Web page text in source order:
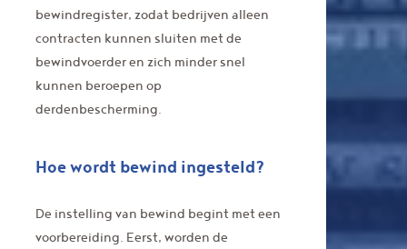
bewindregister, zodat bedrijven alleen
contracten kunnen sluiten met de
bewindvoerder en zich minder snel
kunnen beroepen op
derdenbescherming.
Hoe wordt bewind ingesteld?
De instelling van bewind begint met een
voorbereiding. Eerst, worden de